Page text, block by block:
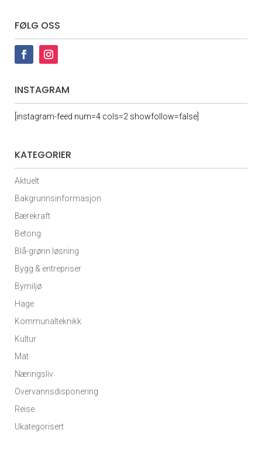
FØLG OSS
INSTAGRAM
[instagram-feed num=4 cols=2 showfollow=false]
KATEGORIER
Aktuelt
Bakgrunnsinformasjon
Bærekraft
Betong
Blå-grønn løsning
Bygg & entrepriser
Bymiljø
Hage
Kommunalteknikk
Kultur
Mat
Næringsliv
Overvannsdisponering
Reise
Ukategorisert